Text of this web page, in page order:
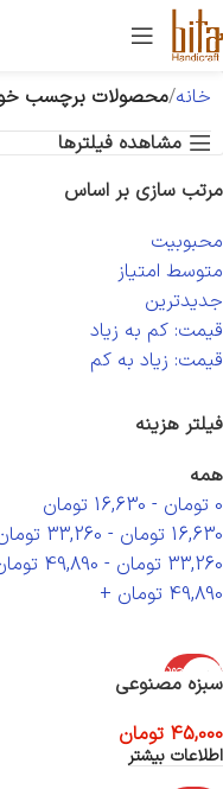
خانه محصولات برچسب
مشاهده فیلترها
مرتب سازی بر اساس
محبوبیت
متوسط امتیاز
جدیدترین
قیمت: کم به زیاد
قیمت: زیاد به کم
فیلتر هزینه
همه
0 تومان -
16,630 تومان
16,630 تومان -
33,260
33,260 تومان -
49,890
49,890 تومان +
اتمام موجود
ی
سبزه مصنوعی
45,000 تومان
اطلاعات بیشتر